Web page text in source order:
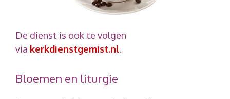
De dienst is ook te volgen
via kerkdienstgemist.nl.
Bloemen en liturgie